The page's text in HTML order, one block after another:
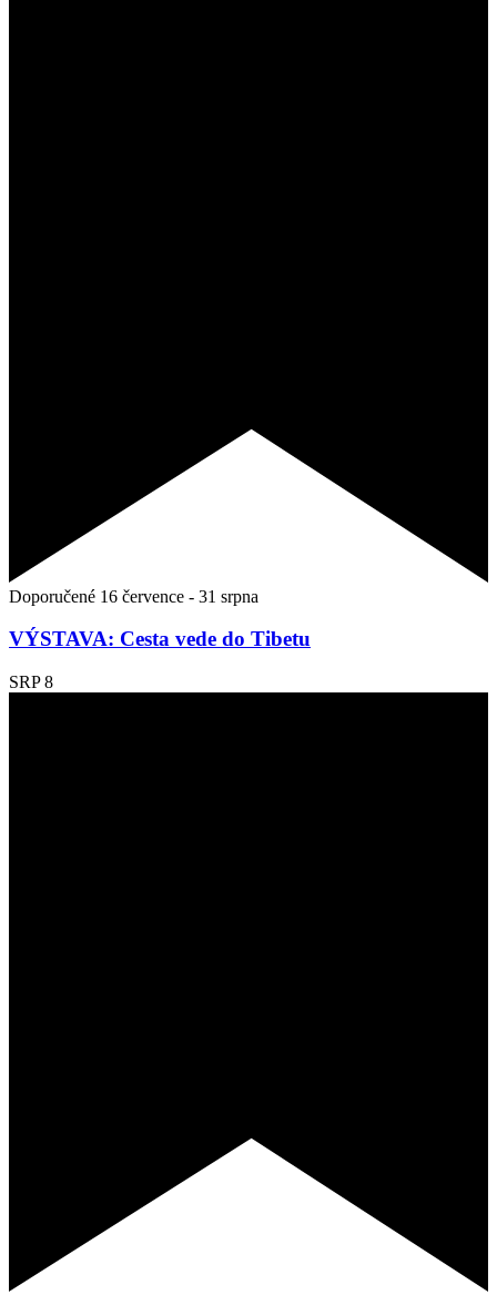
Doporučené 16 července - 31 srpna
VÝSTAVA: Cesta vede do Tibetu
SRP8